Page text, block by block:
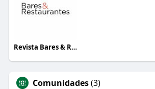
Revista Bares & Restaurantes
Comunidades(3)